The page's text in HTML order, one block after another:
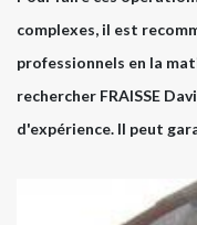
complexes, il est
professionnels en la
rechercher FRAISSE
d'expérience. Il peut